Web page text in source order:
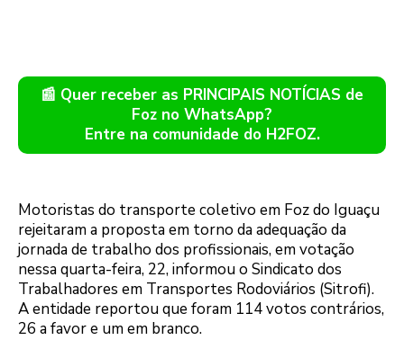
📰 Quer receber as PRINCIPAIS NOTÍCIAS de
Foz no WhatsApp?
Entre na comunidade do H2FOZ.
Motoristas do transporte coletivo em Foz do Iguaçu
rejeitaram a proposta em torno da adequação da
jornada de trabalho dos profissionais, em votação
nessa quarta-feira, 22, informou o Sindicato dos
Trabalhadores em Transportes Rodoviários (Sitrofi).
A entidade reportou que foram 114 votos contrários,
26 a favor e um em branco.